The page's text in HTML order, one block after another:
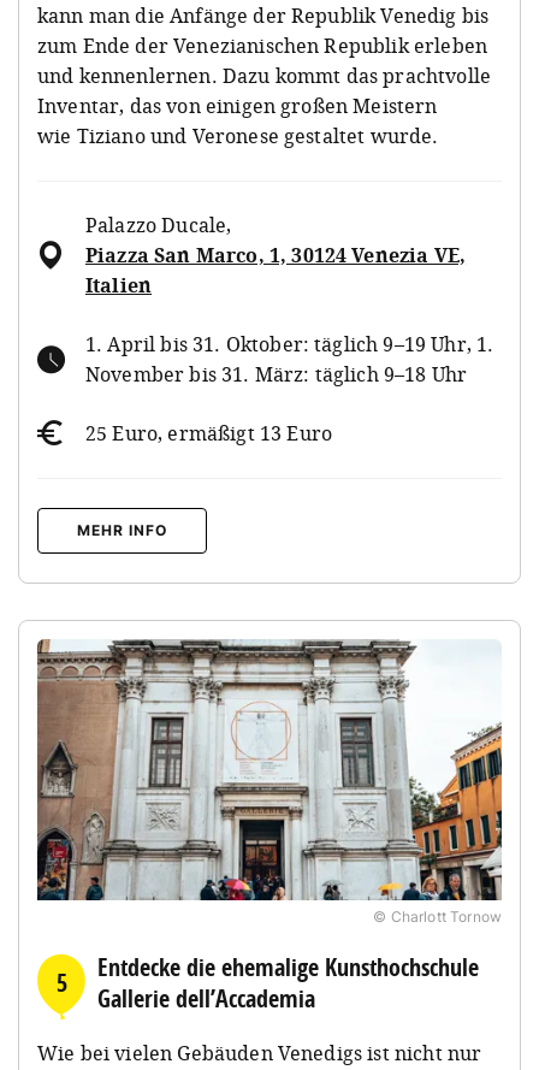
kann man die Anfänge der Republik Venedig bis
zum Ende der Venezianischen Republik erleben
und kennenlernen. Dazu kommt das prachtvolle
Inventar, das von einigen großen Meistern
wie Tiziano und Veronese gestaltet wurde.
Palazzo Ducale,
Piazza San Marco, 1, 30124 Venezia VE,
Italien
1. April bis 31. Oktober: täglich 9–19 Uhr, 1.
November bis 31. März: täglich 9–18 Uhr
25 Euro, ermäßigt 13 Euro
MEHR INFO
© Charlott Tornow
5
Entdecke die ehemalige Kunsthochschule
Gallerie dell’Accademia
Wie bei vielen Gebäuden Venedigs ist nicht nur